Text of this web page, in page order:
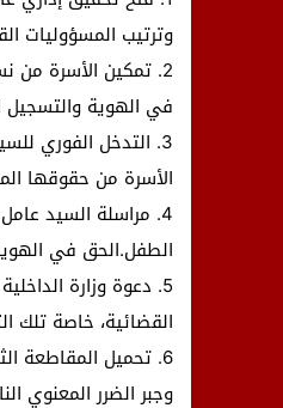
وترتيب المسؤوليات
2. تمكين الأسرة من
في الهوية والتسجيل
3. التدخل الفوري
الأسرة من حقوقها
4. مراسلة السيد
الطفل.الحق في
5. دعوة وزارة
القضائية، خاصة تلك
6. تحميل المقاطعة
وجبر الضرر المعنوي